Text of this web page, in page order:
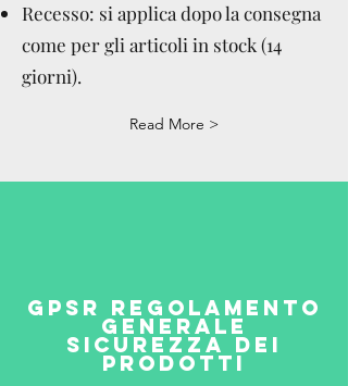
Recesso: si applica dopo la consegna
come per gli articoli in stock (14
giorni).
Read More >
GPSR REGOLAMENTO
GENERALE
SICUREZZA DEI
PRODOTTI